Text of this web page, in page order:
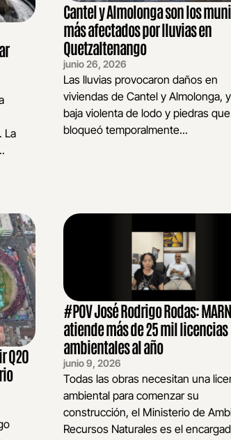
La
Cantel y Almolonga son los
más afectados por lluvias en
Quetzaltenango
junio 26, 2026
Las lluvias provocaron daños en
viviendas de Cantel y Almolonga,
baja violenta de lodo y piedras que
bloqueó temporalmente...
Q20
#POV José Rodrigo Rodas: MARN
atiende más de 25 mil licencias
ambientales al año
junio 9, 2026
Todas las obras necesitan una
ambiental para comenzar su
construcción, el Ministerio de
Recursos Naturales es el